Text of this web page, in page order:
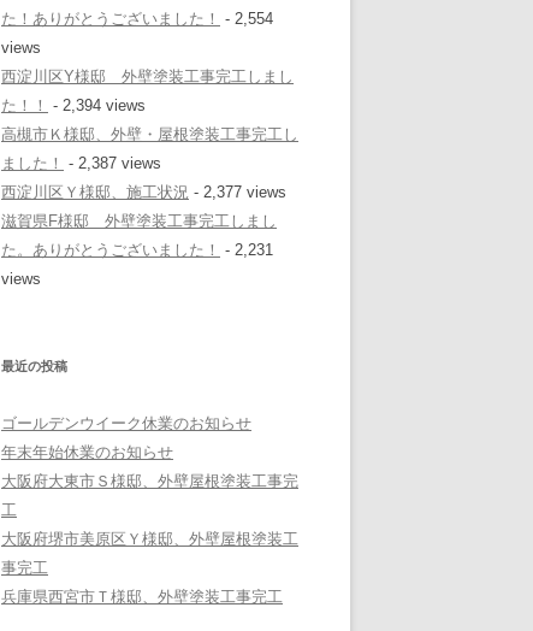
た！ありがとうございました！
- 2,554
views
西淀川区Y様邸 外壁塗装工事完工しまし
た！！
- 2,394 views
高槻市Ｋ様邸、外壁・屋根塗装工事完工し
ました！
- 2,387 views
西淀川区Ｙ様邸、施工状況 - 2,377 views
滋賀県F様邸 外壁塗装工事完工しまし
た。ありがとうございました！
- 2,231
views
最近の投稿
ゴールデンウイーク休業のお知らせ
年末年始休業のお知らせ
大阪府大東市Ｓ様邸、外壁屋根塗装工事完
工
大阪府堺市美原区Ｙ様邸、外壁屋根塗装工
事完工
兵庫県西宮市Ｔ様邸、外壁塗装工事完工